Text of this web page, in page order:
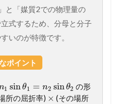
と「媒質2での物理量の
式するため、分母と分子
いのが特徴です。
ポイント
1 sinθ1 = n2 sinθ2 の形
所の屈折率) × (その場所